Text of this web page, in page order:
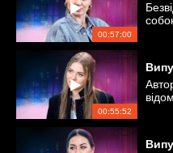
00:57:00
00:55:52